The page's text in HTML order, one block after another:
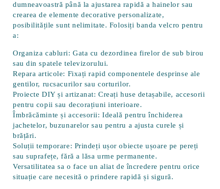
dumneavoastră până la ajustarea rapidă a hainelor sau
crearea de elemente decorative personalizate,
posibilitățile sunt nelimitate. Folosiți banda velcro pentru
a:
Organiza cabluri: Gata cu dezordinea firelor de sub birou
sau din spatele televizorului.
Repara articole: Fixați rapid componentele desprinse ale
gentilor, rucsacurilor sau corturilor.
Proiecte DIY și artizanat: Creați huse detașabile, accesorii
pentru copii sau decorațiuni interioare.
Îmbrăcăminte și accesorii: Ideală pentru închiderea
jachetelor, buzunarelor sau pentru a ajusta curele și
brățări.
Soluții temporare: Prindeți ușor obiecte ușoare pe pereți
sau suprafețe, fără a lăsa urme permanente.
Versatilitatea sa o face un aliat de încredere pentru orice
situație care necesită o prindere rapidă și sigură.